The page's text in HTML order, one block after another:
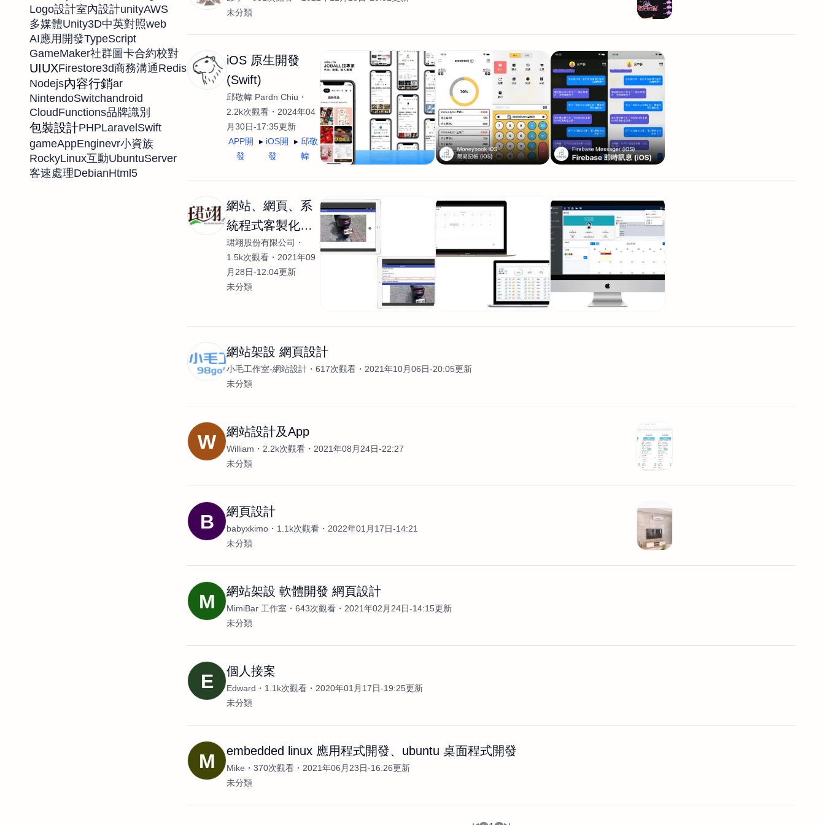
Logo設計室內設計unityAWS
多媒體Unity3D中英對照web
AI應用開發TypeScript
GameMaker社群圖卡合約校對
UIUXFirestore3d商務溝通Redis
Nodejs內容行銷ar
NintendoSwitchandroid
CloudFunctions品牌識別
包裝設計PHPLaravel Swift
gameAppEnginevr小資族
RockyLinux互動UbuntuServer
客速處理DebianHtml5
未分類
iOS 原生開發
(Swift)
邱敬幃 Pardn Chiu
2.2k次觀看
2024年04
月30日-17:35更新
APP開
發
iOS開
發
邱敬
幃
網站、網頁、系
統程式客製化開
發
珺翊股份有限公司
1.5k次觀看
2021年09
月28日-12:04更新
未分類
網站架設 網頁設計
小毛工作室-網站設計 617次觀看
2021年10月06日-20:05更新
未分類
W 網站設計及App
William 2.2k次觀看
2021年08月24日-22:27
未分類
B 網頁設計
babyxkimo 1.1k次觀看
2022年01月17日-14:21
未分類
M 網站架設 軟體開發 網頁設計
MimiBar 工作室 643次觀看
2021年02月24日-14:15更新
未分類
E 個人接案
Edward 1.1k次觀看
2020年01月17日-19:25更新
未分類
M embedded linux 應用程式開發、ubuntu 桌面程式開發
Mike 370次觀看
2021年06月23日-16:26更新
未分類